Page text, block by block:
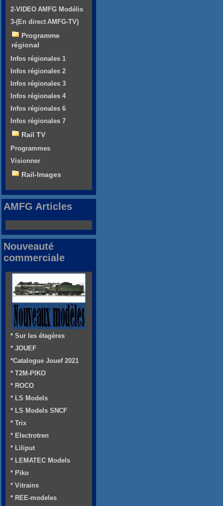
2-VIDEO AMFG Modélis
3-(En direct AMFG-TV)
Programme
régional
Infos régionales 1
Infos régionales 2
Infos régionales 3
Infos régionales 4
Infos régionales 6
Infos régionales 7
Rail TV
Programmes
Visionner
Rail-Images
AMFG Articles
Nouveauté
commerciale
* Sur les étagères
* JOUEF
*Catalogue Jouef 2021
* T2M-PIKO
* ROCO
* LS Models
* LS Models SNCF
* Trix
* Electrotren
* Liliput
* LEMATEC Models
* Piko
* Vitrains
* REE-modeles